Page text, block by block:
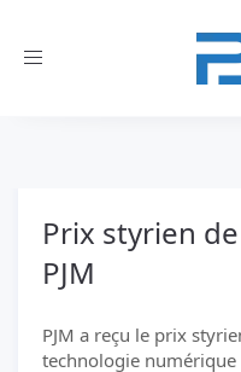
Toggle
Prix styrien
PJM
PJM a reçu le prix
technologie